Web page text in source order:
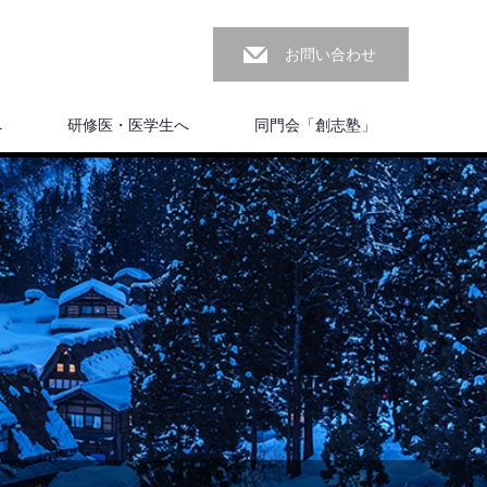
お問い合わせ
研修医・医学生へ 同門会「創志塾」